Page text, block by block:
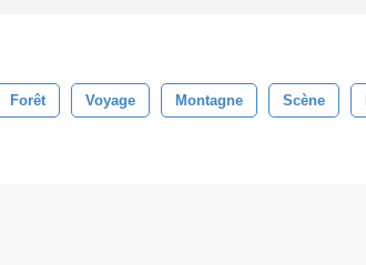
Forêt Voyage Montagne Scène